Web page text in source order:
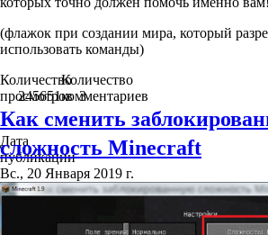
(флажок при создании мира, который
использовать команды)
Количество
просмотров
245651
Количество
комментариев
3
Как сменить
сложность Minecraft
Дата
публикации
Вс., 20 Января 2019 г.